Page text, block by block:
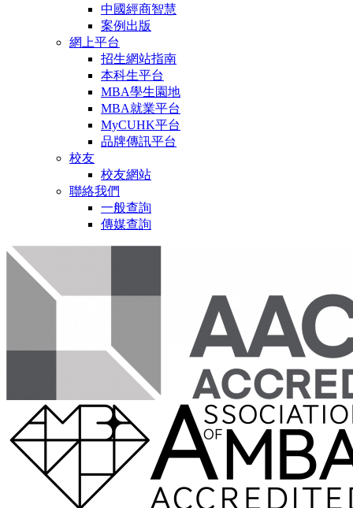
中國經商智慧
案例出版
網上平台
招生網站指南
本科生平台
MBA學生園地
MBA就業平台
MyCUHK平台
品牌傳訊平台
校友
校友網站
聯絡我們
一般查詢
傳媒查詢